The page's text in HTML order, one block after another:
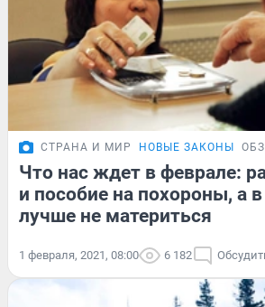
СТРАНА И МИР НОВЫЕ ЗАКОНЫ
Что нас ждет в феврале:
и пособие на похороны, а в
лучше не материться
1 февраля, 2021, 08:00 6 182